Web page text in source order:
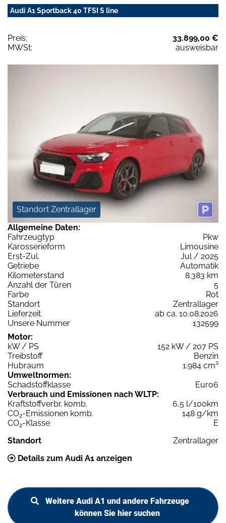
Audi A1 Sportback 40 TFSI S line
Preis:
33.899,00 €
MWSt:
ausweisbar
Standort Zentrallager
Allgemeine Daten:
Fahrzeugtyp
Pkw
Karosserieform
Limousine
Erst-Zul.
Jul / 2025
Getriebe
Automatik
Kilometerstand
8.383 km
Anzahl der Türen
5
Farbe
Rot
Standort
Zentrallager
Lieferzeit
ab ca. 10.08.2026
Unsere Nummer
132599
Motor:
kW / PS
152 kW / 207 PS
Treibstoff
Benzin
Hubraum
1.984 cm³
Umweltnormen:
Schadstoffklasse
Euro6
Verbrauch und Emissionen nach WLTP:
Kraftstoffverbr. komb.
6,5 l/100km
CO2-Emissionen komb.
148 g/km
CO2-Klasse
E
Standort
Zentrallager
Details zum Audi A1 anzeigen
Weitere Audi A1 und andere Fahrzeuge
können Sie hier suchen